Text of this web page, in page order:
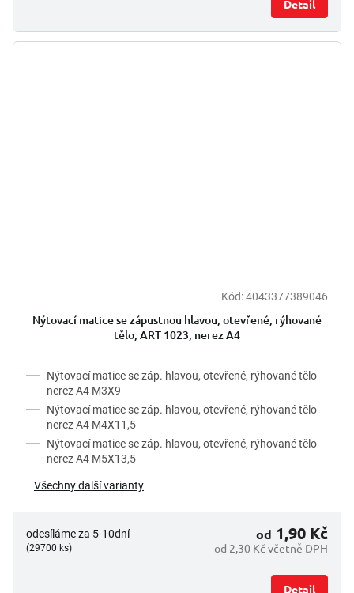
Detail
Kód:4043377389046
Nýtovací matice se zápustnou hlavou, otevřené, rýhované
tělo, ART 1023, nerez A4
Nýtovací matice se záp. hlavou, otevřené, rýhované tělo
nerez A4 M3X9
Nýtovací matice se záp. hlavou, otevřené, rýhované tělo
nerez A4 M4X11,5
Nýtovací matice se záp. hlavou, otevřené, rýhované tělo
nerez A4 M5X13,5
Všechny další varianty
odesíláme za 5-10dní
(29700 ks) od 2,30 Kč včetně DPH
od 1,90 Kč
Detail